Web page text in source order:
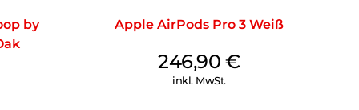
by
Apple AirPods Pro 3 Weiß
246,90€
inkl. MwSt.